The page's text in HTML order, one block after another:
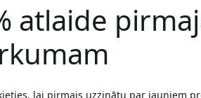
atlaide
lai pirmais uzzinātu par jauniem